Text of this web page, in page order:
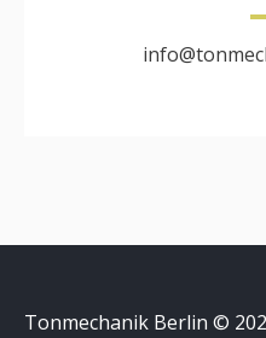
Tonmechanik Berlin ©